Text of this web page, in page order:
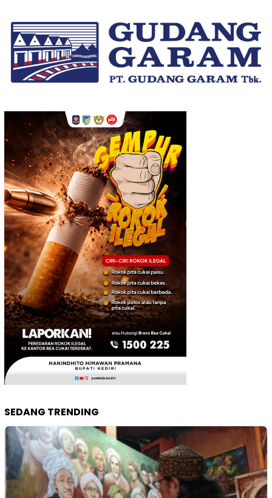
SEDANG TRENDING